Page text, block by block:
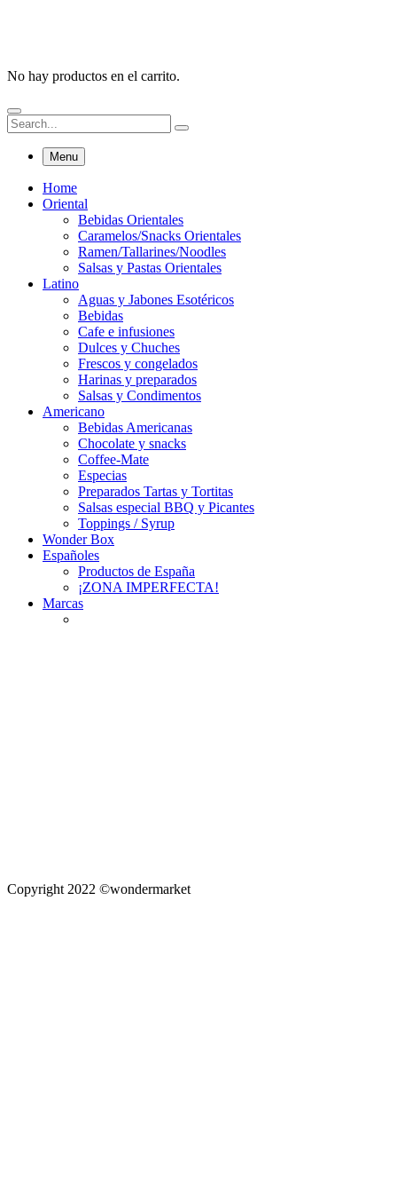
No hay productos en el carrito.
Menu
Home
Oriental
Bebidas Orientales
Caramelos/Snacks Orientales
Ramen/Tallarines/Noodles
Salsas y Pastas Orientales
Latino
Aguas y Jabones Esotéricos
Bebidas
Cafe e infusiones
Dulces y Chuches
Frescos y congelados
Harinas y preparados
Salsas y Condimentos
Americano
Bebidas Americanas
Chocolate y snacks
Coffee-Mate
Especias
Preparados Tartas y Tortitas
Salsas especial BBQ y Picantes
Toppings / Syrup
Wonder Box
Españoles
Productos de España
¡ZONA IMPERFECTA!
Marcas
Copyright 2022 ©wondermarket